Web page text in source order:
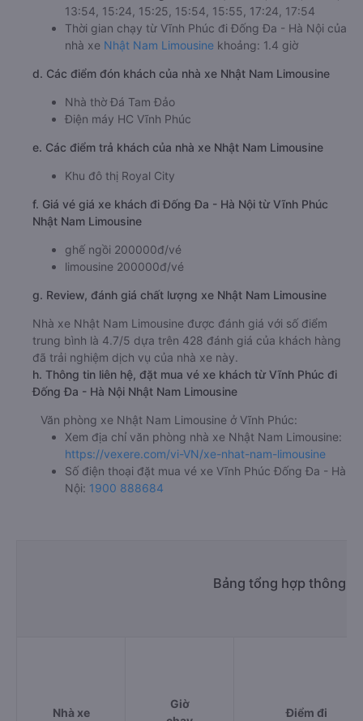
13:54, 15:24, 15:25, 15:54, 15:55, 17:24, 17:54
Thời gian chạy từ Vĩnh Phúc đi Đống Đa - Hà Nội của
nhà xe Nhật Nam Limousine khoảng: 1.4 giờ
d. Các điểm đón khách của nhà xe Nhật Nam Limousine
Nhà thờ Đá Tam Đảo
Điện máy HC Vĩnh Phúc
e. Các điểm trả khách của nhà xe Nhật Nam Limousine
Khu đô thị Royal City
f. Giá vé giá xe khách đi Đống Đa - Hà Nội từ Vĩnh Phúc
Nhật Nam Limousine
ghế ngồi 200000đ/vé
limousine 200000đ/vé
g. Review, đánh giá chất lượng xe Nhật Nam Limousine
Nhà xe Nhật Nam Limousine được đánh giá với số điểm
trung bình là 4.7/5 dựa trên 428 đánh giá của khách hàng
đã trải nghiệm dịch vụ của nhà xe này.
h. Thông tin liên hệ, đặt mua vé xe khách từ Vĩnh Phúc đi
Đống Đa - Hà Nội Nhật Nam Limousine
Văn phòng xe Nhật Nam Limousine ở Vĩnh Phúc:
Xem địa chỉ văn phòng nhà xe Nhật Nam Limousine:
https://vexere.com/vi-VN/xe-nhat-nam-limousine
Số điện thoại đặt mua vé xe Vĩnh Phúc Đống Đa - Hà
Nội: 1900 888684
Bảng tổng hợp thông
Nhà xe
Giờ
Điểm đi